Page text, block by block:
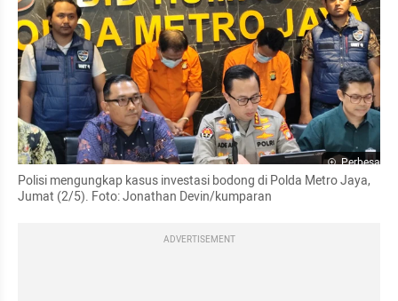
Perbesar
Polisi mengungkap kasus investasi bodong di Polda Metro Jaya,
Jumat (2/5). Foto: Jonathan Devin/kumparan
ADVERTISEMENT